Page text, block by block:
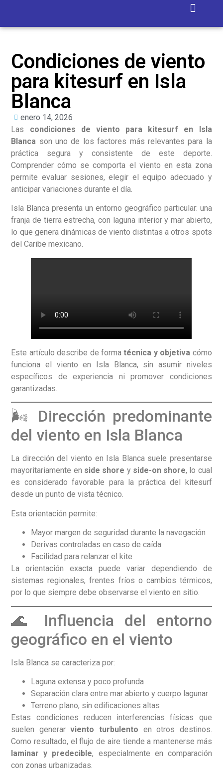
Condiciones de viento
para kitesurf en Isla
Blanca
enero 14, 2026
Las condiciones de viento para kitesurf en Isla
Blanca son uno de los factores más relevantes para la
práctica segura y consistente de este deporte.
Comprender cómo se comporta el viento en esta zona
permite evaluar sesiones, elegir el equipo adecuado y
anticipar variaciones durante el día.
Isla Blanca presenta un entorno geográfico particular: una
franja de tierra estrecha, con laguna interior y mar abierto,
lo que genera dinámicas de viento distintas a otros spots
del Caribe mexicano.
Este artículo describe de formatécnica y objetiva cómo
funciona el viento en Isla Blanca, sin asumir niveles
específicos de experiencia ni promover condiciones
garantizadas.
🌬️ Dirección predominante
del viento en Isla Blanca
La dirección del viento en Isla Blanca suele presentarse
mayoritariamente en side shore y side-on shore, lo cual
es considerado favorable para la práctica del kitesurf
desde un punto de vista técnico.
Esta orientación permite:
Mayor margen de seguridad durante la navegación
Derivas controladas en caso de caída
Facilidad para relanzar el kite
La orientación exacta puede variar dependiendo de
sistemas regionales, frentes fríos o cambios térmicos,
por lo que siempre debe observarse el viento en sitio.
🌊 Influencia del entorno
geográfico en el viento
Isla Blanca se caracteriza por:
Laguna extensa y poco profunda
Separación clara entre mar abierto y cuerpo lagunar
Terreno plano, sin edificaciones altas
Estas condiciones reducen interferencias físicas que
suelen generarviento turbulento en otros destinos.
Como resultado, el flujo de aire tiende a mantenerse más
laminar y predecible, especialmente en comparación
con zonas urbanizadas.